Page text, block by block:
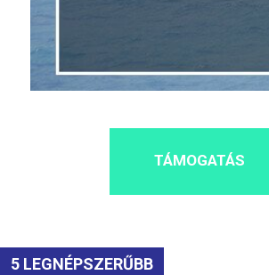
TÁMOGATÁS
5 LEGNÉPSZERŰBB